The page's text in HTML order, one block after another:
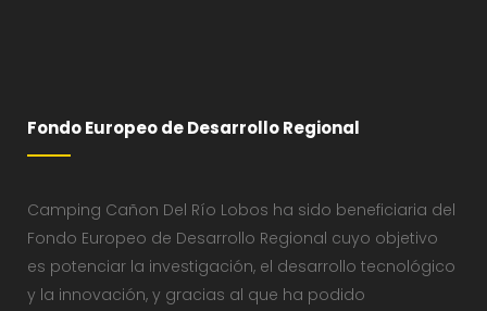
Fondo Europeo de Desarrollo Regional
Camping Cañon Del Río Lobos ha sido beneficiaria del
Fondo Europeo de Desarrollo Regional cuyo objetivo
es potenciar la investigación, el desarrollo tecnológico
y la innovación, y gracias al que ha podido